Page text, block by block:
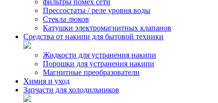
Прессостаты / реле уровня воды
Стекла люков
Катушки электромагнитных клапанов
Средства от накипи для бытовой техники
Жидкости для устранения накипи
Порошки для устранения накипи
Магнитные преобразователи
Химия и уход
Запчасти для холодильников